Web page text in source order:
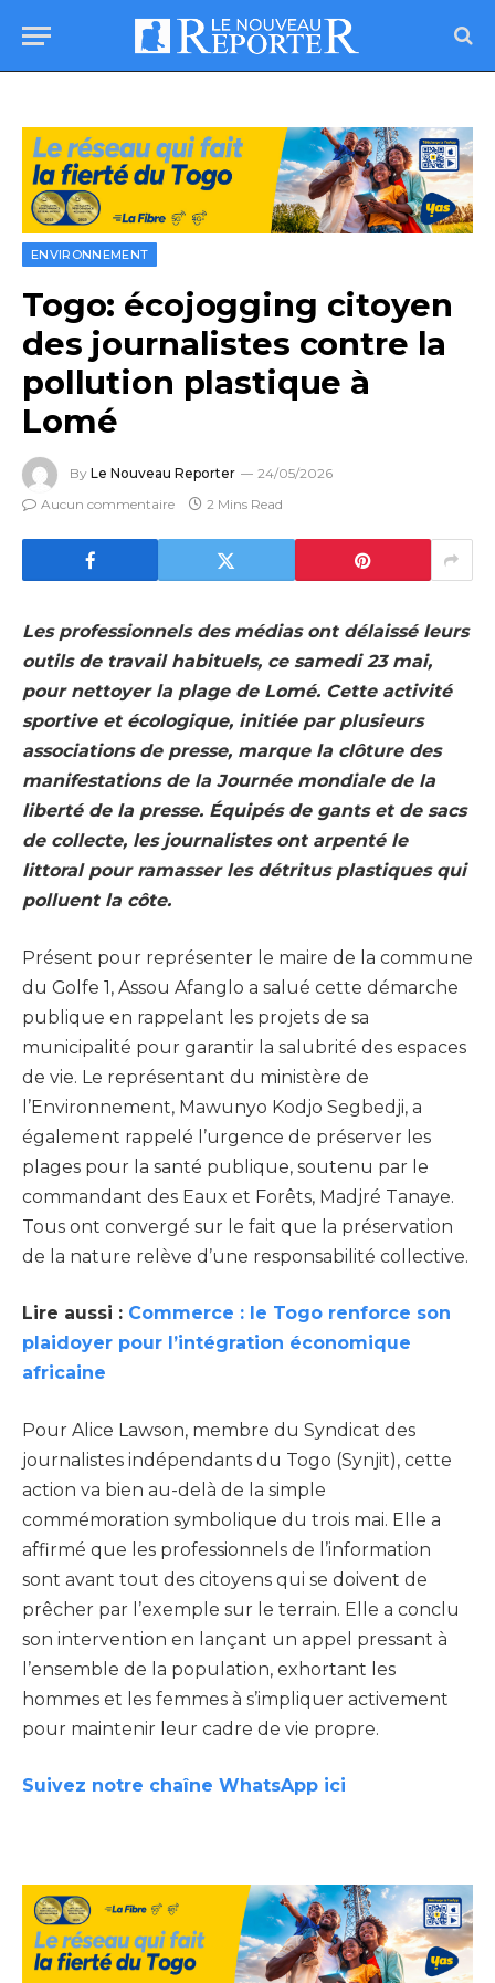
ENVIRONNEMENT
Togo: écojogging citoyen
des journalistes contre la
pollution plastique à
Lomé
By Le Nouveau Reporter
24/05/2026
Aucun commentaire
2 Mins Read
Les professionnels des médias ont délaissé leurs
outils de travail habituels, ce samedi 23 mai,
pour nettoyer la plage de Lomé. Cette activité
sportive et écologique, initiée par plusieurs
associations de presse, marque la clôture des
manifestations de la Journée mondiale de la
liberté de la presse. Équipés de gants et de sacs
de collecte, les journalistes ont arpenté le
littoral pour ramasser les détritus plastiques qui
polluent la côte.
Présent pour représenter le maire de la commune
du Golfe 1, Assou Afanglo a salué cette démarche
publique en rappelant les projets de sa
municipalité pour garantir la salubrité des espaces
de vie. Le représentant du ministère de
l’Environnement, Mawunyo Kodjo Segbedji, a
également rappelé l’urgence de préserver les
plages pour la santé publique, soutenu par le
commandant des Eaux et Forêts, Madjré Tanaye.
Tous ont convergé sur le fait que la préservation
de la nature relève d’une responsabilité collective.
Lire aussi : Commerce : le Togo renforce son
plaidoyer pour l’intégration économique
africaine
Pour Alice Lawson, membre du Syndicat des
journalistes indépendants du Togo (Synjit), cette
action va bien au-delà de la simple
commémoration symbolique du trois mai. Elle a
affirmé que les professionnels de l’information
sont avant tout des citoyens qui se doivent de
prêcher par l’exemple sur le terrain. Elle a conclu
son intervention en lançant un appel pressant à
l’ensemble de la population, exhortant les
hommes et les femmes à s’impliquer activement
pour maintenir leur cadre de vie propre.
Suivez notre chaîne WhatsApp ici